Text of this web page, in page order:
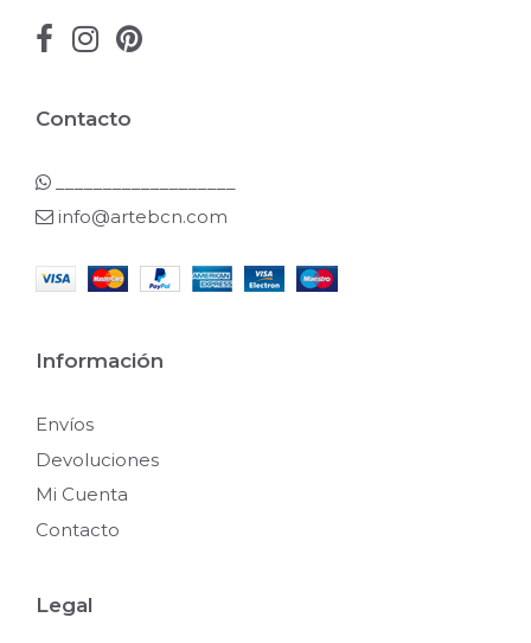
Contacto
info@artebcn.com
Información
Envíos
Devoluciones
Mi Cuenta
Contacto
Legal